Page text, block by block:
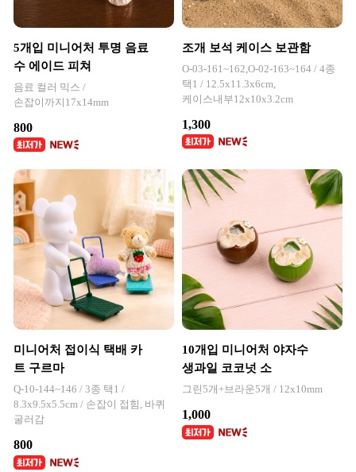
5개입 미니어처 투명 음료
수 에이드 피쳐
음료 컬러 믹스 /
손잡이까지17x14mm
800
조개 보석 케이스 보관함
O-03-161~162,O-02-163~164 / 4종
택1 / 12.5x11.3x6cm,
케이스내부12x10x3.2cm
1,300
미니어처 접이식 택배 카
트 구르마
Q-10-144~146 / 3종 택1 /
8.3x9.5x5.5cm / 손잡이 접힘, 바퀴
굴러감
800
10개입 미니어처 야자수
생과일 코코넛 소
그린5개+브라운5개 / 12x10mm
1,000